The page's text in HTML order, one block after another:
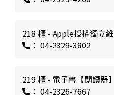
218 櫃 - Apple授權獨立
： 04-2329-3802
219 櫃 - 電子書【閱讀器
： 04-2326-7667